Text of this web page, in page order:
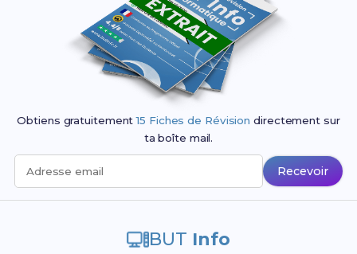
Obtiens gratuitement15 Fiches de Révision directement sur
ta boîte mail.
Adresse email Recevoir
BUT Info